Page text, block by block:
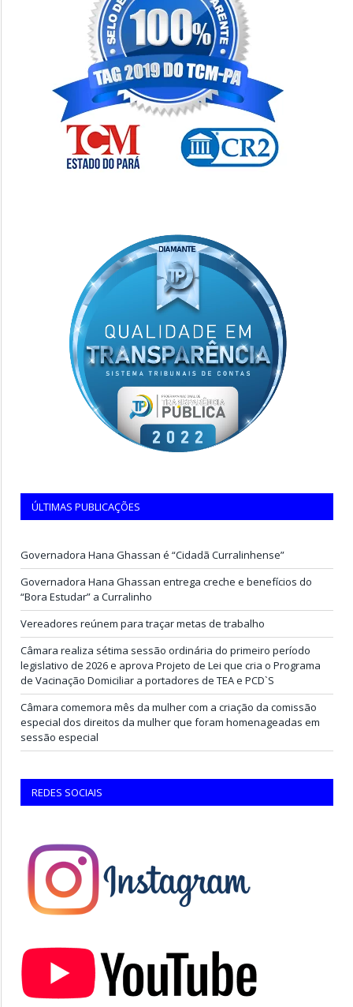
ÚLTIMAS PUBLICAÇÕES
Governadora Hana Ghassan é “Cidadã Curralinhense”
Governadora Hana Ghassan entrega creche e benefícios do
“Bora Estudar” a Curralinho
Vereadores reúnem para traçar metas de trabalho
Câmara realiza sétima sessão ordinária do primeiro período
legislativo de 2026 e aprova Projeto de Lei que cria o Programa
de Vacinação Domiciliar a portadores de TEA e PCD`S
Câmara comemora mês da mulher com a criação da comissão
especial dos direitos da mulher que foram homenageadas em
sessão especial
REDES SOCIAIS